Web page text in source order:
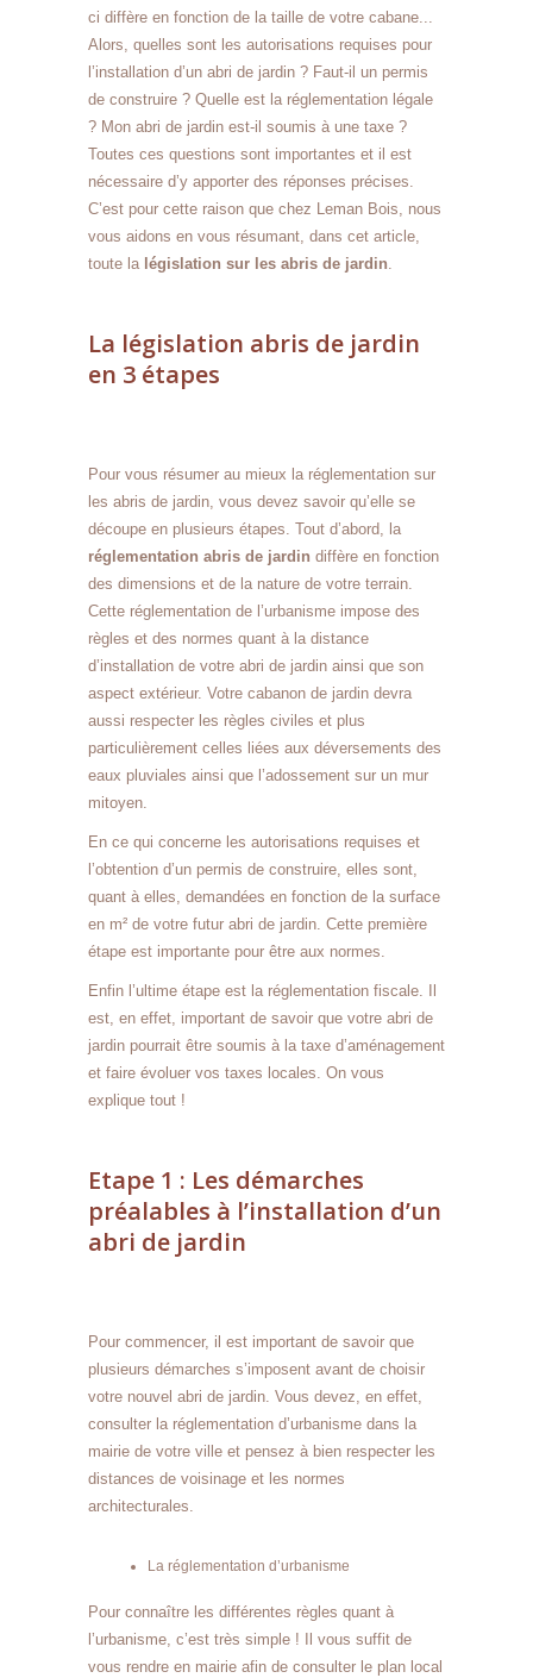
ci diffère en fonction de la taille de votre cabane...
Alors, quelles sont les autorisations requises pour
l’installation d’un abri de jardin ? Faut-il un permis
de construire ? Quelle est la réglementation légale
? Mon abri de jardin est-il soumis à une taxe ?
Toutes ces questions sont importantes et il est
nécessaire d’y apporter des réponses précises.
C’est pour cette raison que chez Leman Bois, nous
vous aidons en vous résumant, dans cet article,
toute la législation sur les abris de jardin
La législation abris de jardin
en 3 étapes
Pour vous résumer au mieux la réglementation sur
les abris de jardin, vous devez savoir qu’elle se
découpe en plusieurs étapes. Tout d’abord, la
réglementation abris de jardin diffère en fonction
des dimensions et de la nature de votre terrain.
Cette réglementation de l’urbanisme impose des
règles et des normes quant à la distance
d’installation de votre abri de jardin ainsi que son
aspect extérieur. Votre cabanon de jardin devra
aussi respecter les règles civiles et plus
particulièrement celles liées aux déversements des
eaux pluviales ainsi que l’adossement sur un mur
mitoyen.
En ce qui concerne les autorisations requises et
l’obtention d’un permis de construire, elles sont,
quant à elles, demandées en fonction de la surface
en m² de votre futur abri de jardin. Cette première
étape est importante pour être aux normes.
Enfin l’ultime étape est la réglementation fiscale. Il
est, en effet, important de savoir que votre abri de
jardin pourrait être soumis à la taxe d’aménagement
et faire évoluer vos taxes locales. On vous
explique tout !
Etape 1 : Les démarches
préalables à l’installation d’un
abri de jardin
Pour commencer, il est important de savoir que
plusieurs démarches s’imposent avant de choisir
votre nouvel abri de jardin. Vous devez, en effet,
consulter la réglementation d’urbanisme dans la
mairie de votre ville et pensez à bien respecter les
distances de voisinage et les normes
architecturales.
La réglementation d’urbanisme
Pour connaître les différentes règles quant à
l’urbanisme, c’est très simple ! Il vous suffit de
vous rendre en mairie afin de consulter le plan local